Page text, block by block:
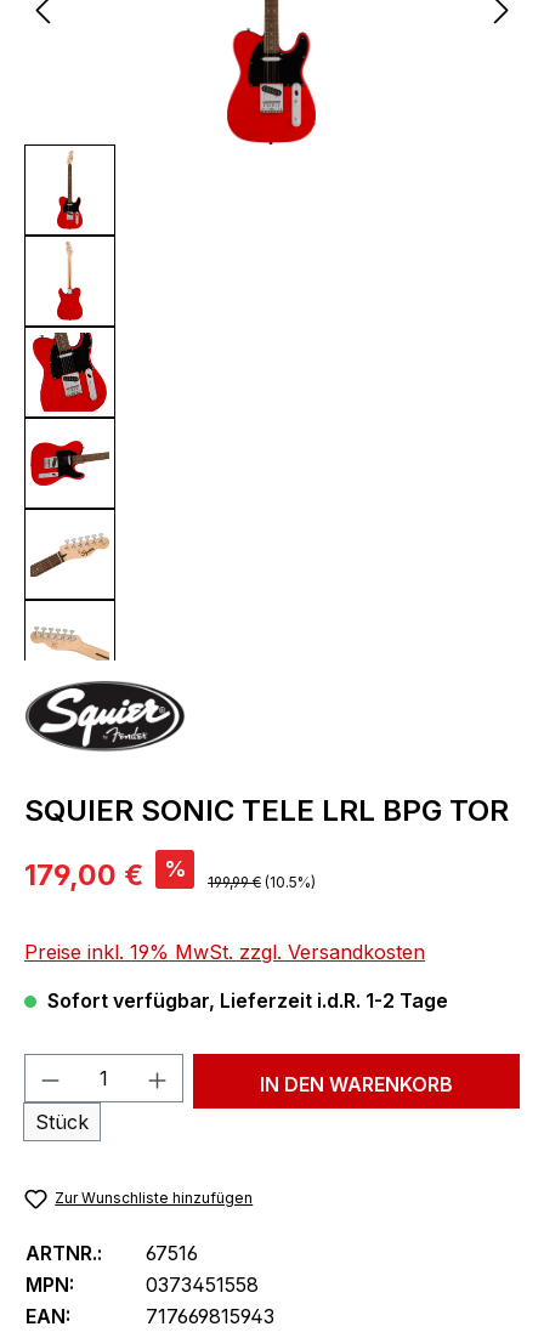
SQUIER SONIC TELE LRL BPG TOR
Verkaufspreis:
179,00 € % Regulärer Preis:
199,99 € (10.5%)
Preise inkl. 19% MwSt. zzgl. Versandkosten
Sofort verfügbar, Lieferzeit i.d.R. 1-2 Tage
Produkt Anzahl: Gib den
Stück
IN DEN WARENKORB
Zur Wunschliste hinzufügen
ARTNR.:
67516
MPN:
0373451558
EAN:
717669815943